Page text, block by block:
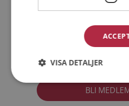
VISA DETALJER